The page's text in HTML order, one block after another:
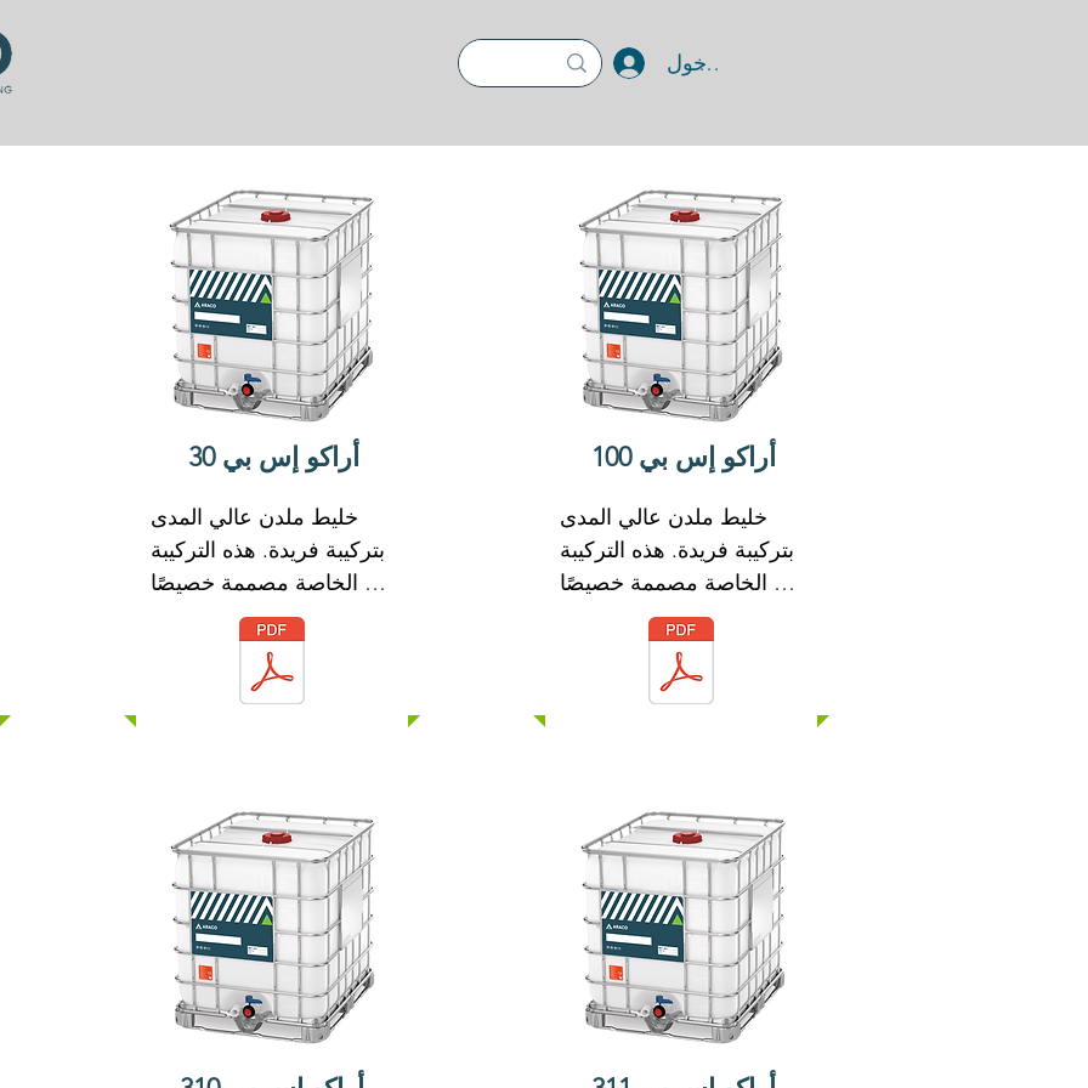
تسجيل الدخول
أراكو إس بي 30
خليط ملدن عالي المدى
بتركيبة فريدة. هذه التركيبة
الخاصة مصممة خصيصًا
للاستخدام مع أدوات الربط
الهيدروليكية.
ARACO SP30 له تأثير
من تعزيز قابلية تشغيل
الخرسانة وخصائص قوتها
الميكانيكية.
لا يحتوي ARACO SP30
على كلوريد الكالسيوم أو
أي كلوريدات مضافة عن
قصد ولن يبدأ أو يساهم في
التآكل على حديد التسليح
الموجود في الخرسانة.
أراكو إس بي 100
خليط ملدن عالي المدى
بتركيبة فريدة. هذه التركيبة
الخاصة مصممة خصيصًا
للاستخدام مع أدوات الربط
الهيدروليكية.
ARACO SP 100 له تأثير
الخرسانة وخصائص قوتها
الميكانيكية.
لا يحتوي ARACO SP 100
على كلوريد الكالسيوم أو
أي كلوريدات أخرى ملتصقة
عن قصد ولن يبدأ أو يساهم
في تآكل حديد التسليح
الموجود في الخرسانة.